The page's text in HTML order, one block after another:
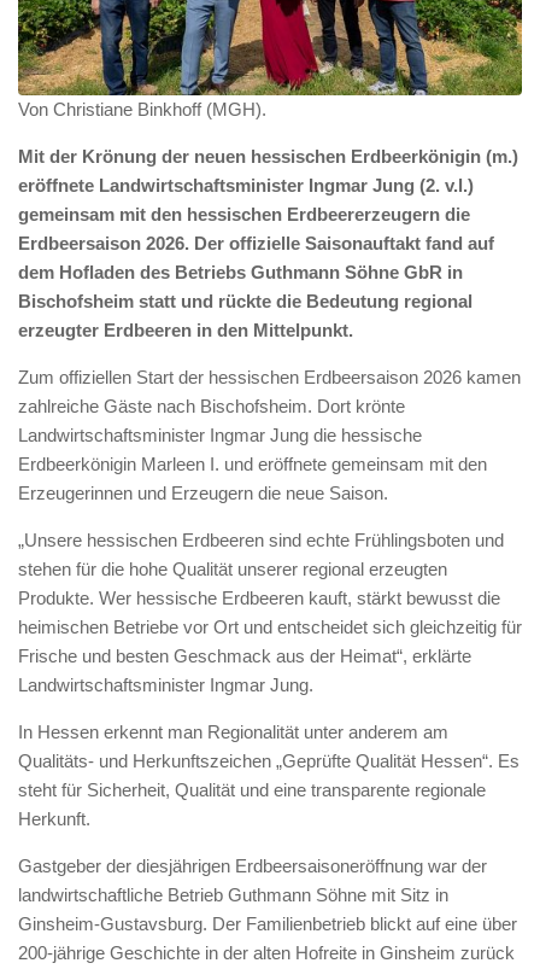
Von Christiane Binkhoff (MGH).
Mit der Krönung der neuen hessischen Erdbeerkönigin (m.)
eröffnete Landwirtschaftsminister Ingmar Jung (2. v.l.)
gemeinsam mit den hessischen Erdbeererzeugern die
Erdbeersaison 2026. Der offizielle Saisonauftakt fand auf
dem Hofladen des Betriebs Guthmann Söhne GbR in
Bischofsheim statt und rückte die Bedeutung regional
erzeugter Erdbeeren in den Mittelpunkt.
Zum offiziellen Start der hessischen Erdbeersaison 2026 kamen
zahlreiche Gäste nach Bischofsheim. Dort krönte
Landwirtschaftsminister Ingmar Jung die hessische
Erdbeerkönigin Marleen I. und eröffnete gemeinsam mit den
Erzeugerinnen und Erzeugern die neue Saison.
„Unsere hessischen Erdbeeren sind echte Frühlingsboten und
stehen für die hohe Qualität unserer regional erzeugten
Produkte. Wer hessische Erdbeeren kauft, stärkt bewusst die
heimischen Betriebe vor Ort und entscheidet sich gleichzeitig für
Frische und besten Geschmack aus der Heimat“, erklärte
Landwirtschaftsminister Ingmar Jung.
In Hessen erkennt man Regionalität unter anderem am
Qualitäts- und Herkunftszeichen „Geprüfte Qualität Hessen“. Es
steht für Sicherheit, Qualität und eine transparente regionale
Herkunft.
Gastgeber der diesjährigen Erdbeersaisoneröffnung war der
landwirtschaftliche Betrieb Guthmann Söhne mit Sitz in
Ginsheim-Gustavsburg. Der Familienbetrieb blickt auf eine über
200-jährige Geschichte in der alten Hofreite in Ginsheim zurück